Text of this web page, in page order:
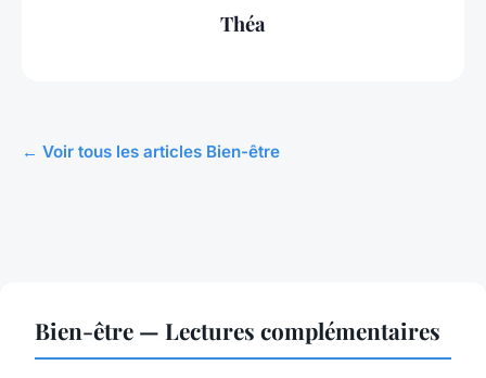
Théa
← Voir tous les articles Bien-être
Bien-être — Lectures complémentaires